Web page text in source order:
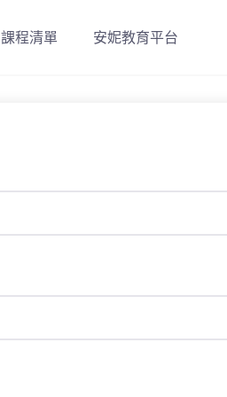
課程清單 安妮教育平台